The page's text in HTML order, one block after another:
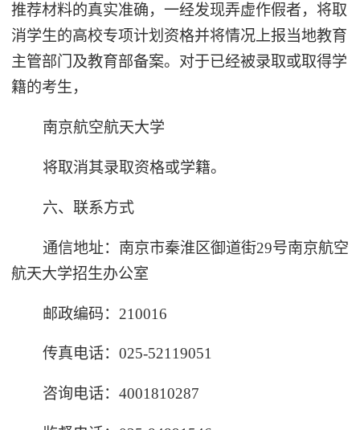
推荐材料的真实准确，一经发现弄虚作假者，将取
消学生的高校专项计划资格并将情况上报当地教育
主管部门及教育部备案。对于已经被录取或取得学
籍的考生，
南京航空航天大学
将取消其录取资格或学籍。
六、联系方式
通信地址：南京市秦淮区御道街29号南京航空
航天大学招生办公室
邮政编码：210016
传真电话：025-52119051
咨询电话：4001810287